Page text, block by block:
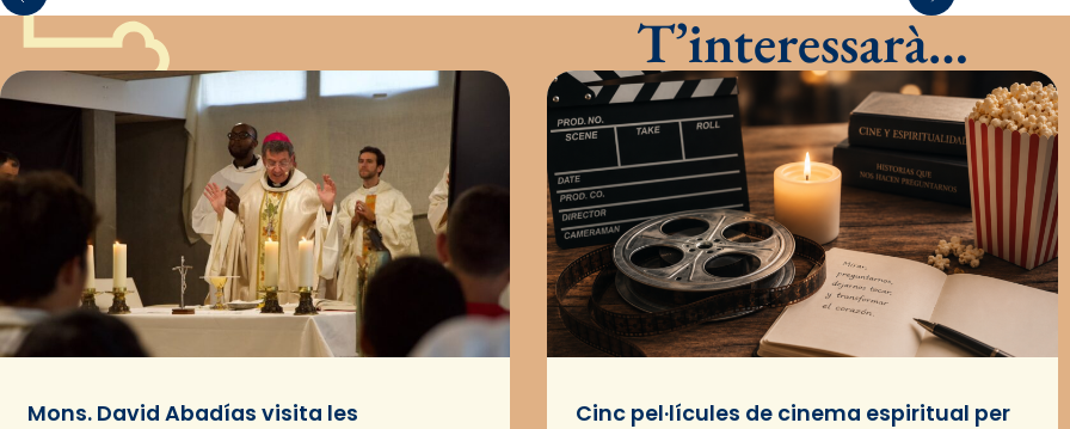
T’interessarà…
Mons. David Abadías visita les
Cinc pel·lícules de cinema espiritual per